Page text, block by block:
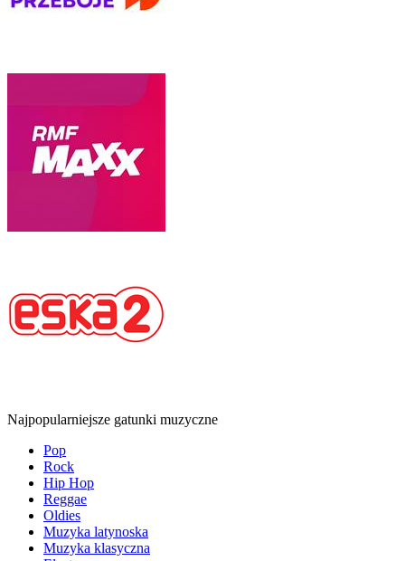
Najpopularniejsze gatunki muzyczne
Pop
Rock
Hip Hop
Reggae
Oldies
Muzyka latynoska
Muzyka klasyczna